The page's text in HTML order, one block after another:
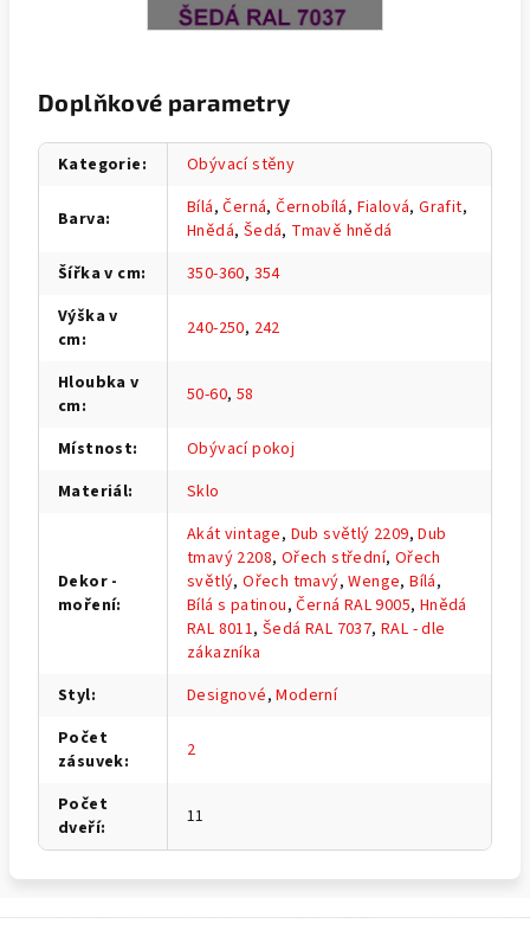
Doplňkové parametry
Kategorie: Obývací stěny
Barva: Bílá,Černá,Černobílá, Fialová,Grafit,
Hnědá, Šedá, Tmavě hnědá
Šířka v cm: 350-360, 354
Výška v
cm: 240-250, 242
Hloubka v
cm: 50-60, 58
Místnost:
Obývací pokoj
Materiál: Sklo
Dekor -
moření:
Akát vintage, Dub světlý 2209,Dub
tmavý 2208, Ořech střední, Ořech
světlý,Ořech tmavý,Wenge,Bílá,
Bílá s patinou,Černá RAL 9005, Hnědá
RAL 8011,Šedá RAL 7037,RAL - dle
zákazníka
Styl: Designové,Moderní
Počet
zásuvek: 2
Počet
dveří: 11